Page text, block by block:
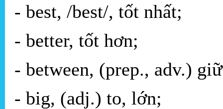
- best, /best/, tốt nhất;
- better, tốt hơn;
- between, (prep., adv.)
- big, (adj.) to, lớn;